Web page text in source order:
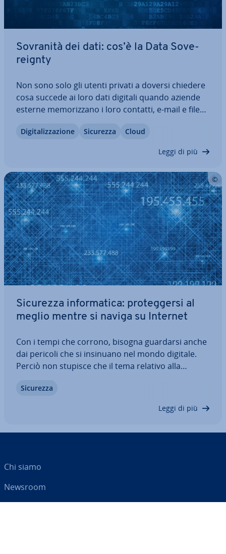
Sovranità dei dati: cos’è la Data So­ve­
rei­gn­ty
Non sono solo gli utenti privati a doversi chiedere
cosa succede ai loro dati digitali quando aziende
esterne me­mo­riz­za­no i loro contatti, e-mail e file
fornitori terzi devono sapere chi mantiene la
Di­gi­ta­liz­za­zio­ne Sicurezza Cloud
Leggi di più
Sicurezza in­for­ma­ti­ca: pro­teg­ger­si al
meglio mentre si naviga su Internet
Con i tempi che corrono, bisogna guardarsi anche
dai pericoli che si insinuano nel mondo digitale.
Perciò non stupisce che il tema relativo alla
assuma un ruolo di primo piano nella lotta alla
Sicurezza
Leggi di più
Chi siamo
Newsroom